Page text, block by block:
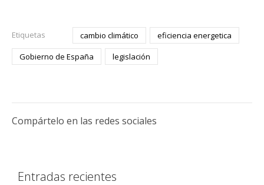
Etiquetas cambio climático
eficiencia energetica
Gobierno de España
legislación
Compártelo en las redes sociales
Entradas recientes